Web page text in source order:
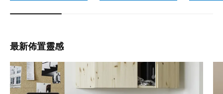
最新佈置靈感